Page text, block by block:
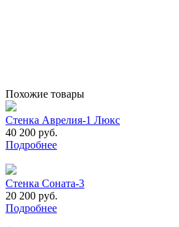
Похожие товары
Стенка Аврелия-1 Люкс
40 200 руб.
Подробнее
Стенка Соната-3
20 200 руб.
Подробнее